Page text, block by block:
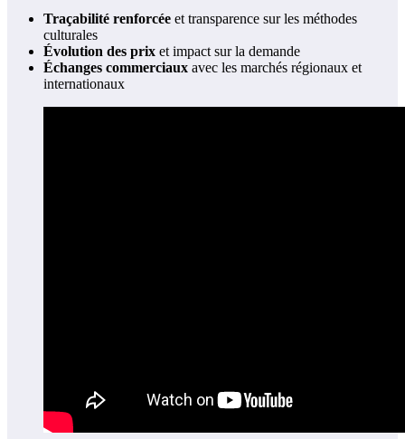
Traçabilité renforcée et transparence sur les méthodes
culturales
Évolution des prix et impact sur la demande
Échanges commerciaux avec les marchés régionaux et
internationaux